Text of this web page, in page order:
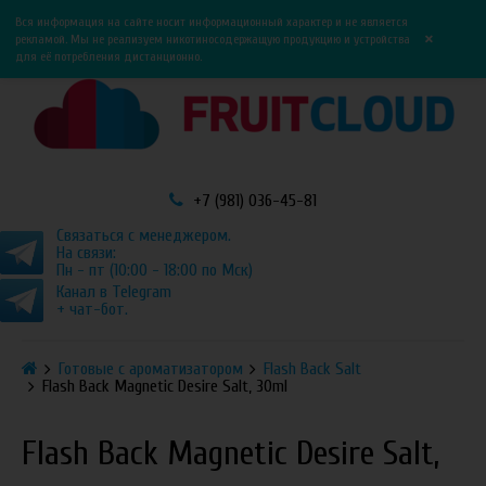
0
Вся информация на сайте носит информационный характер и не является
рекламой. Мы не реализуем никотиносодержащую продукцию и устройства
для её потребления дистанционно.
×
+7 (981) 036-45-81
Связаться с менеджером.
На связи:
Пн - пт (10:00 - 18:00 по Мск)
Канал в Telegram
+ чат-бот.
Готовые с ароматизатором
Flash Back Salt
Flash Back Magnetic Desire Salt, 30ml
Flash Back Magnetic Desire Salt,